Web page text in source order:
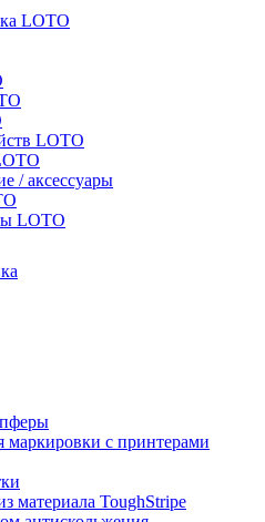
LOTO
LOTO
/ аксессуары
LOTO
маркировки с принтерами
материала ToughStripe